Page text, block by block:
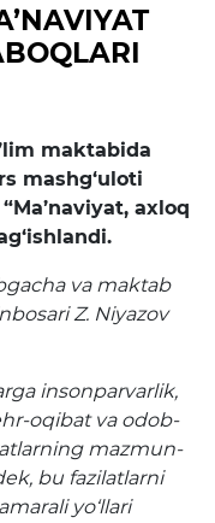
maktabida
mashg‘uloti
axloq
va maktab
Z. Niyazov
insonparvarlik,
oqibat va odob-
mazmun-
bu fazilatlarni
yo‘llari